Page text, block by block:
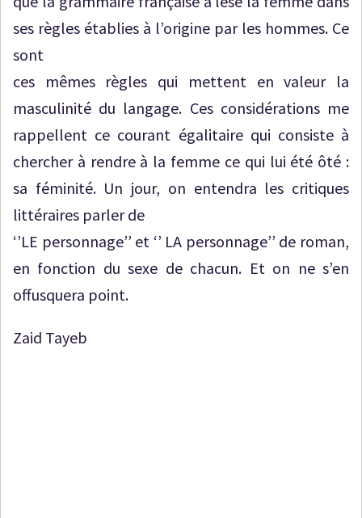
ses règles établies à l’origine par les hommes. Ce
sont
ces mêmes règles qui mettent en valeur la
masculinité du langage. Ces considérations me
rappellent ce courant égalitaire qui consiste à
chercher à rendre à la femme ce qui lui été ôté :
sa féminité. Un jour, on entendra les critiques
littéraires parler de
‘’LE personnage’’ et ‘’ LA personnage’’ de roman,
en fonction du sexe de chacun. Et on ne s’en
offusquera point.
Zaid Tayeb